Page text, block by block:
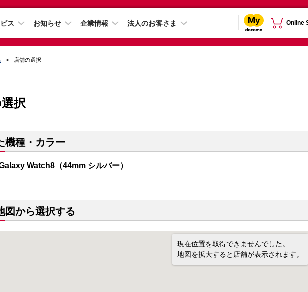
ス お知らせ 企業情報 法人のお客さま Online
店舗の選択
択
機種・カラー
Watch8（44mm シルバー）
図から選択する
現在位置を取得できませんでした。
地図を拡大すると店舗が表示されます。